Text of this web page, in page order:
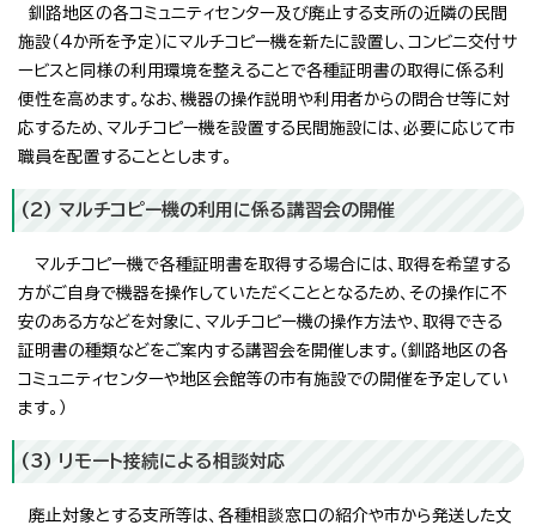
釧路地区の各コミュニティセンター及び廃止する支所の近隣の民間
施設（4か所を予定）にマルチコピー機を新たに設置し、コンビニ交付サ
ービスと同様の利用環境を整えることで各種証明書の取得に係る利
便性を高めます。なお、機器の操作説明や利用者からの問合せ等に対
応するため、マルチコピー機を設置する民間施設には、必要に応じて市
職員を配置することとします。
(2) マルチコピー機の利用に係る講習会の開催
マルチコピー機で各種証明書を取得する場合には、取得を希望する
方がご自身で機器を操作していただくこととなるため、その操作に不
安のある方などを対象に、マルチコピー機の操作方法や、取得できる
証明書の種類などをご案内する講習会を開催します。（釧路地区の各
コミュニティセンターや地区会館等の市有施設での開催を予定してい
ます。）
(3) リモート接続による相談対応
廃止対象とする支所等は、各種相談窓口の紹介や市から発送した文